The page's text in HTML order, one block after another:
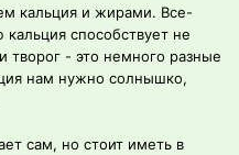
кальция и жирами. Все-
способствует не
- это немного разные
нам нужно солнышко,
сам, но стоит иметь в